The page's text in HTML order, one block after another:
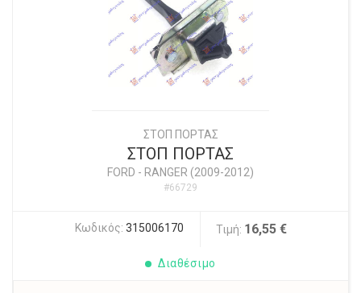
ΣΤΟΠ ΠΟΡΤΑΣ
ΣΤΟΠ ΠΟΡΤΑΣ
FORD - RANGER (2009-2012)
#66729
Κωδικός: 315006170 Τιμή: 16,55 €
Διαθέσιμο